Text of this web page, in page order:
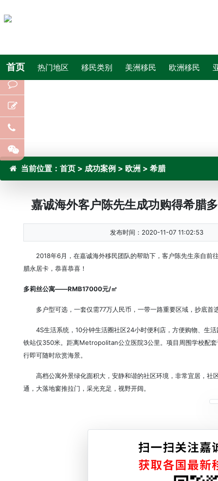
首页 热门地区 移民类别 美洲移民 欧洲移民
当前位置： 首页 > 成功案例 > 欧洲 > 希腊
嘉诚海外客户陈先生成功购得希腊
发布时间：2020-11-07 11:02:53
2018年6月，在嘉诚海外移民团队的帮助下，客户陈先生亲自前
腊永居卡，恭喜恭喜！
多莉丝公寓——RMB17000元/㎡
多户型可选，一套仅需77万人民币，一带一路重要区域，抄底首
4S生活系统，10分钟生活圈社区24小时便利店，方便购物、生
铁站仅350米。距离Metropolitan公立医院3公里。项目周围学校配
行即可随时欣赏海景。
高档公寓外景绿化面积大，安静和谐的社区环境，非常宜居，
通，大落地窗推拉门，采光充足，视野开阔。